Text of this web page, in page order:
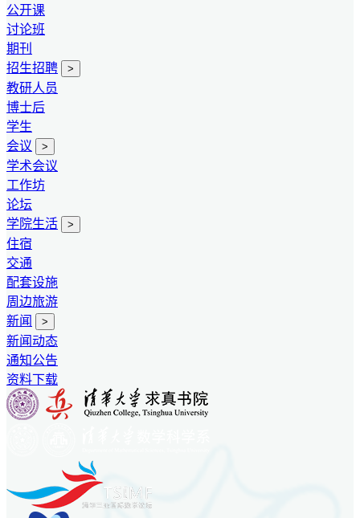
公开课
讨论班
期刊
招生招聘
>
教研人员
博士后
学生
会议
>
学术会议
工作坊
论坛
学院生活
>
住宿
交通
配套设施
周边旅游
新闻
>
新闻动态
通知公告
资料下载